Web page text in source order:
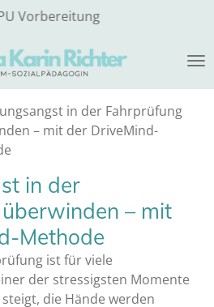
Vorbereitung
in der Fahrprüfung
– mit der DriveMind-
in der
– mit
Methode
ist für viele
der stressigsten Momente
die Hände werden